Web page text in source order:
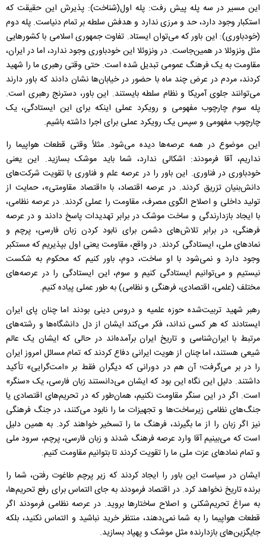
این مسیر در سه پله پیش رفت: پله اول(شناخت): پذیرش این حقیقت که
استکبار وجود دارد، حد و مرزی ندارد و هدفش سلطه بر تمام دنیاست. پله دوم
(خودباوری): این باور که می‌توان ایستاد. تفاوت جمهوری اسلامی با کشورهایی
مثل ونزوئلا در همین‌جاست. در ونزوئلا این خودباوری وجود ندارد، اما در ایران،
مقاومت به یک فرهنگ عمومی تبدیل شده است. حتی وقتی رهبری ما را شهید
کردند، مردم در عرض چند ماه با حضور در خیابان‌ها نشان دادند که باور دارند
می‌توانند جلوی آمریکا و نظام سلطه بایستند. این باور، دسترنج رهبری است.
پله سوم چارچوب مفهومی و رویکرد عملی اینکه برای این ایستادگی، یک
چارچوب مفهومی و سپس یک رویکرد عملی برای اجرا داشته باشیم.
این موضوع در همه عرصه‌ها دیده می‌شود. مثلاً وقتی قطعات هواپیما را
نداریم، آقا فرمودند: اشکالی ندارد، شما باید موشک بسازید. این یعنی
خودباوری در فناوری. این باور را در عرصه علم و فناوری با تقویت شرکت‌های
دانش‌بنیان تزریق کردند. در عرصه اقتصاد، با «اقتصاد مقاومتی»، حمایت از
تولید داخلی و اصلاح الگوی مصرف، مقاومت را عملی کردند. در عرصه نظامی،
با ایجاد بازدارندگی و ساخت موشک در برابر تهدیدات پاسخ دادند و در عرصه
فرهنگی، در برابر تلاش‌های دشمن برای نابود کردن زبان فارسی، پرچم و
نمادهای ملی، ایستادگی کردند. در واقع، مقاومت یعنی اول بپذیریم که مستکبر
وجود دارد و نمی‌شود با او ساخت، دوم، باور کنیم که محکوم به شکست
نیستیم و می‌توانیم ایستادگی کنیم و سوم، این ایستادگی را در عرصه‌های
مختلف (علمی، اقتصادی، فرهنگی و نظامی) به طور عملی پیاده کنیم.
رهبر شهید تربیت‌شده حوزه علمیه و دروس دینی بودند اما چنان پای ایران
ایستادند که هر کسی نداند، فکر می‌کند ایشان از دل دانشگاه‌ها و رشته‌های
مرتبط با ایران‌شناسی و تاریخ ایران برآمده‌اند در حالی که ایشان یک عالم
شیعی هستند، اما چنان از هویت ایرانی دفاع کردند که تمام مسائل امروز ایران
را در بر می‌گرفت؛ آن هم در دورانی که دیگران فقط بر «امت‌گرایی» تأکید
داشتند. دلیل این نگاه این بود که ایشان می‌دانستند زبان فارسی، یک «سنگر»
است. اگر در این سنگر مقاومت نکنیم، همان‌طور که در تحریم‌های اقتصادی یا
جنگ‌های نظامی زیرساخت‌ها و تجهیزات ما را نابود می‌کنند، در جنگ فرهنگی
نیز اگر زبان را از ما بگیرند، فرهنگ ما را تسخیر خواهند کرد. به همین دلیل
است که می‌بینیم آقا وارد عرصه فرهنگ شدند و زبان فارسی، پرچم، سرود ملی
و تمام نمادهای عزت ملی ما را تقویت کردند تا بتوانیم مقاومت کنیم.
ایشان در سیاست این باور را ایجاد کردند که زیر پرچم طاغوت رفتن، شما را
برنده تاریخ نخواهد کرد. در اقتصاد فرمودند به جای التماس برای رفع تحریم‌ها،
به سراغ تحریم‌شکنی و اصلاح ساختارها بروید. در عرصه نظامی فرمودند اگر
قطعات هواپیما را به شما نمی‌دهند، منتظر خرید نباشید و التماس نکنید، بلکه
جایگزین‌های بازدارنده مثل موشک و پهپاد بسازید.